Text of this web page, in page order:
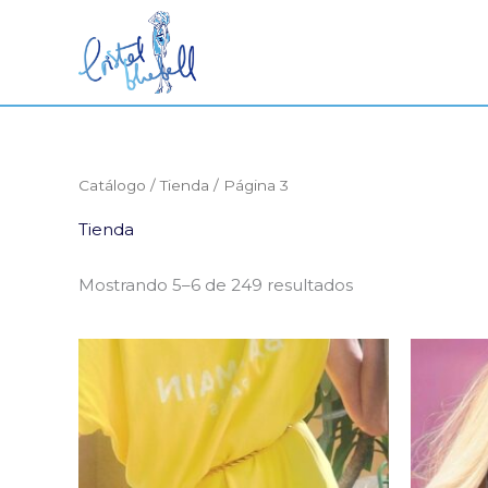
contenido
Catálogo /Tienda / Página 3
Tienda
Mostrando 5–6 de 249 resultados
El
precio
original
era:
450,00€.
precio
actual
es:
150,00€.